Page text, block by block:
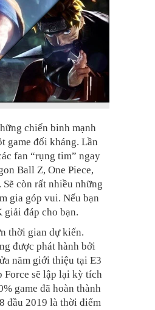
chiến binh mạnh
game đối kháng. Lần
fan “rụng tim” ngay
Ball Z, One Piece,
còn rất nhiều những
gia góp vui. Nếu bạn
giải đáp cho bạn.
thời gian dự kiến.
được phát hành bởi
năm giới thiệu tại E3
Force sẽ lập lại kỳ tích
game đã hoàn thành
đầu 2019 là thời điểm